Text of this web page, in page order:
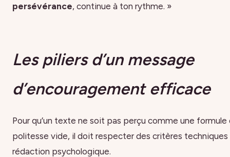
persévérance, continue à ton rythme. »
Les piliers d’un message
d’encouragement efficace
Pour qu’un texte ne soit pas perçu comme une formule
politesse vide, il doit respecter des critères techniques
rédaction psychologique.